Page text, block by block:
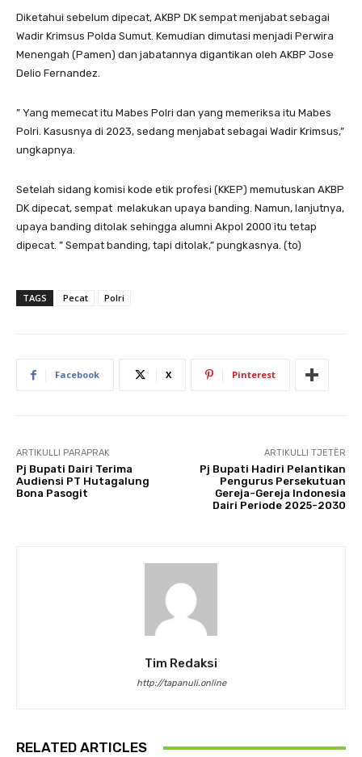
Diketahui sebelum dipecat, AKBP DK sempat menjabat sebagai
Wadir Krimsus Polda Sumut. Kemudian dimutasi menjadi Perwira
Menengah (Pamen) dan jabatannya digantikan oleh AKBP Jose
Delio Fernandez.
” Yang memecat itu Mabes Polri dan yang memeriksa itu Mabes
Polri. Kasusnya di 2023, sedang menjabat sebagai Wadir Krimsus,”
ungkapnya.
Setelah sidang komisi kode etik profesi (KKEP) memutuskan AKBP
DK dipecat, sempat melakukan upaya banding. Namun, lanjutnya,
upaya banding ditolak sehingga alumni Akpol 2000 itu tetap
dipecat. ” Sempat banding, tapi ditolak,” pungkasnya. (to)
TAGS Pecat Polri
Facebook X Pinterest
ARTIKULLI PARAPRAK
Pj Bupati Dairi Terima
Audiensi PT Hutagalung
Bona Pasogit
ARTIKULLI TJETËR
Pj Bupati Hadiri Pelantikan
Pengurus Persekutuan
Gereja-Gereja Indonesia
Dairi Periode 2025-2030
Tim Redaksi
http://tapanuli.online
RELATED ARTICLES